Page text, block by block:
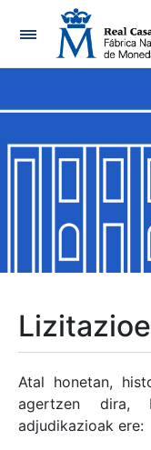
Erakutsi/
Erakutsi/
Erakutsi/
Erakutsi/Ezkutatu
Atal honetan,
agertzen dira,
adjudikazioak ere: